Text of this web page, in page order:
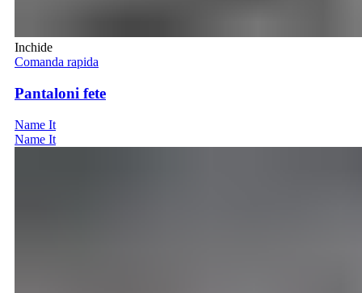
Inchide
Comanda rapida
Pantaloni fete
Name It
Name It